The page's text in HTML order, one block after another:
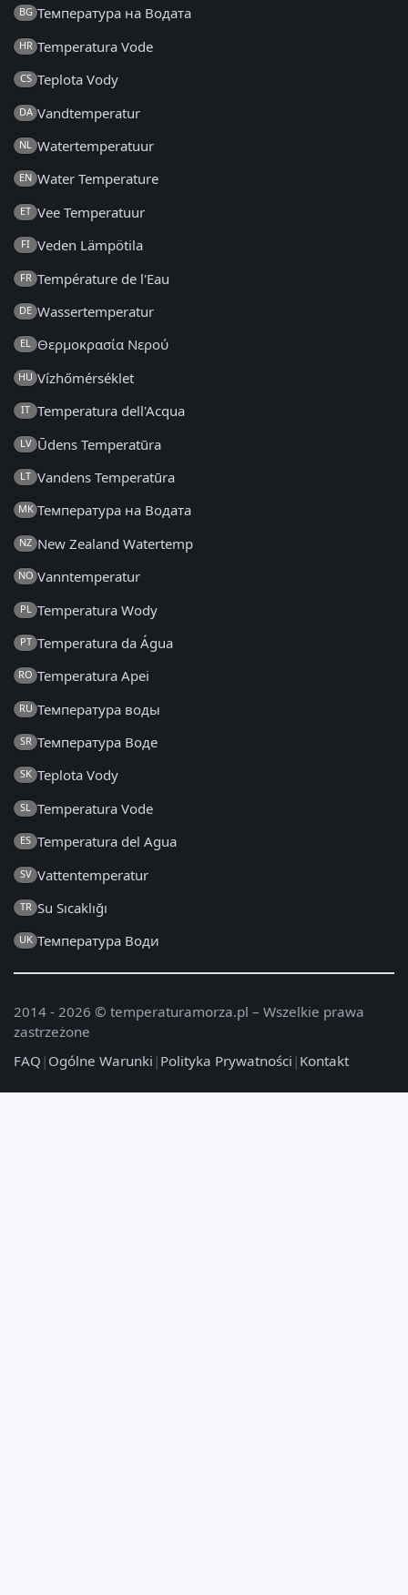
BG Температура на Водата
HR Temperatura Vode
CS Teplota Vody
DA Vandtemperatur
NL Watertemperatuur
EN Water Temperature
ET Vee Temperatuur
FI Veden Lämpötila
FR Température de l'Eau
DE Wassertemperatur
EL Θερμοκρασία Νερού
HU Vízhőmérséklet
IT Temperatura dell'Acqua
LV Ūdens Temperatūra
LT Vandens Temperatūra
MK Температура на Водата
NZ New Zealand Watertemp
NO Vanntemperatur
PL Temperatura Wody
PT Temperatura da Água
RO Temperatura Apei
RU Температура воды
SR Температура Воде
SK Teplota Vody
SL Temperatura Vode
ES Temperatura del Agua
SV Vattentemperatur
TR Su Sıcaklığı
UK Температура Води
2014 - 2026 © temperaturamorza.pl – Wszelkie prawa
zastrzeżone
FAQ | Ogólne Warunki | Polityka Prywatności | Kontakt